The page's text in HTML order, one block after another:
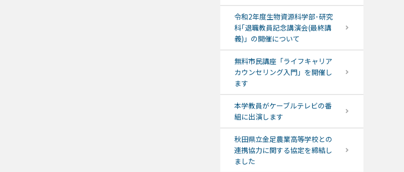
令和2年度生物資源科学部･研究
科｢退職教員記念講演会(最終講
義)」の開催について
無料市民講座「ライフキャリア
カウンセリング入門」を開催し
ます
本学教員がケーブルテレビの番
組に出演します
秋田県立金足農業高等学校との
連携協力に関する協定を締結し
ました